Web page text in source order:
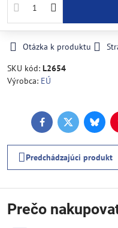
Otázka k produktu
SKU kód: L2654
Výrobca: EÚ
FacebookTwitter
Predchádzajúci produkt
Prečo